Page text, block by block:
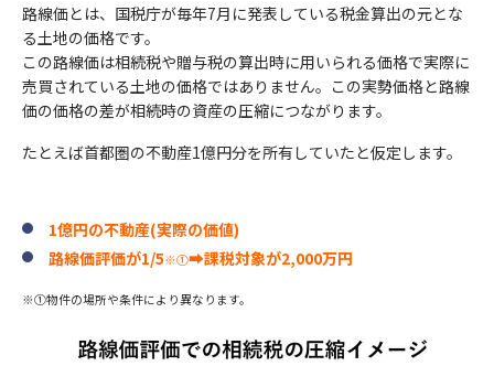
路線価とは、国税庁が毎年7月に発表している税金算出の元とな
る土地の価格です。
この路線価は相続税や贈与税の算出時に用いられる価格で実際に
売買されている土地の価格ではありません。この実勢価格と路線
価の価格の差が相続時の資産の圧縮につながります。
たとえば首都圏の不動産1億円分を所有していたと仮定します。
1億円の不動産(実際の価値)
路線価評価が1/5※①➡課税対象が2,000万円
※①物件の場所や条件により異なります。